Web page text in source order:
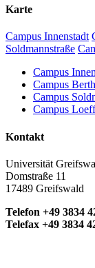
Karte
Campus Innenstadt
Soldmannstraße
Campus
Campus
Campus
Campus
Kontakt
Universität
Domstraße 11
17489 Greifswald
Telefon +49 3834
Telefax +49 3834